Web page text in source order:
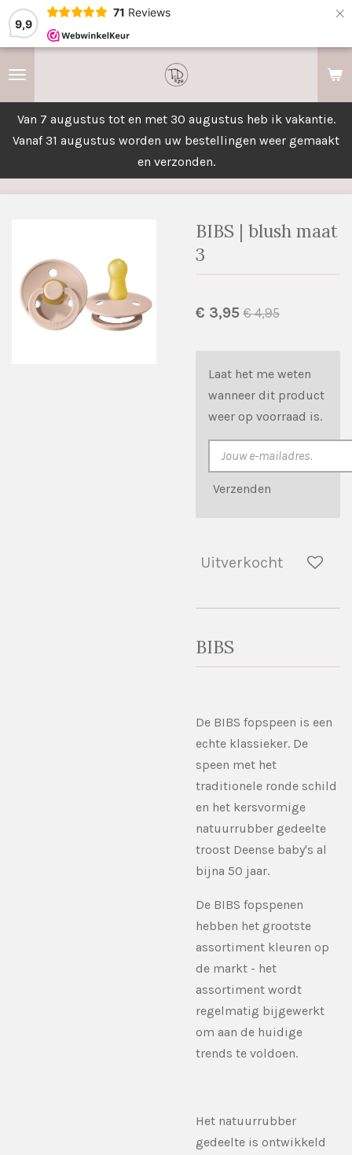
9,9
71 Reviews ×
Van 7 augustus tot en met 30 augustus heb ik vakantie.
Vanaf 31 augustus worden uw bestellingen weer gemaakt
en verzonden.
BIBS | blush maat
3
€ 3,95 € 4,95
Laat het me weten
wanneer dit product
weer op voorraad is.
Verzenden
Uitverkocht
BIBS
De BIBS fopspeen is een
echte klassieker. De
speen met het
traditionele ronde schild
en het kersvormige
natuurrubber gedeelte
troost Deense baby's al
bijna 50 jaar.
De BIBS fopspenen
hebben het grootste
assortiment kleuren op
de markt - het
assortiment wordt
regelmatig bijgewerkt
om aan de huidige
trends te voldoen.
Het natuurrubber
gedeelte is ontwikkeld